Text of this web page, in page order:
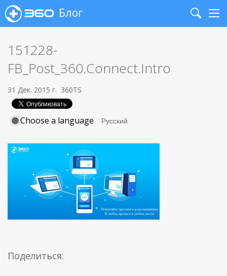
Блог
Search
151228-
FB_Post_360.Connect.Intro
31 Дек. 2015 г. 360TS
Choose a language
Поделиться: